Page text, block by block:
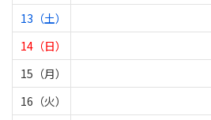
13（土）
14（日）
15（月）
16（火）